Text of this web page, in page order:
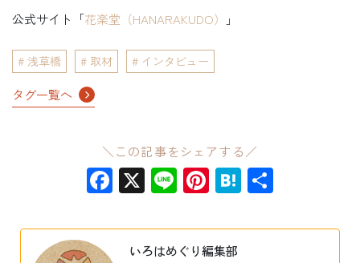
公式サイト「花楽堂（HANARAKUDO） 」
浅草橋 取材 インタビュー
タグ一覧へ
＼この記事をシェアする／
Facebook
X LinePinterest
Hatena
いろはめぐり編集部